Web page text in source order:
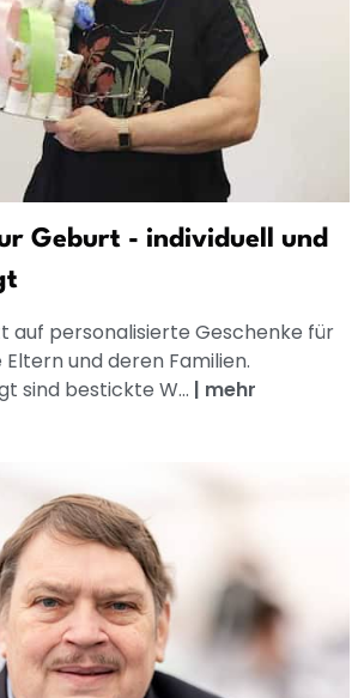
Geburt - individuell und
auf personalisierte Geschenke für
und deren Familien.
sind bestickte W... | mehr